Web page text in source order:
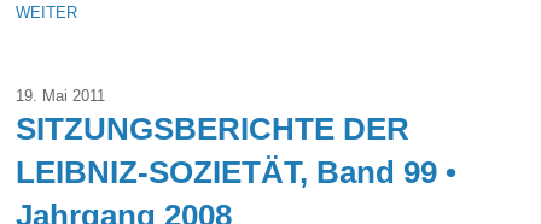
WEITER
19. Mai 2011
SITZUNGSBERICHTE DER
LEIBNIZ-SOZIETÄT, Band 99 •
Jahrgang 2008